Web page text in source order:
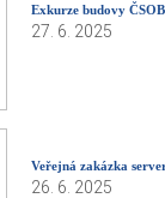
Exkurze budovy
27. 6. 2025
Veřejná zakázka
26. 6. 2025